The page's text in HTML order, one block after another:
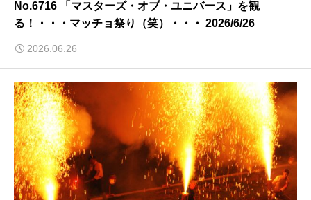
No.6716 「マスターズ・オブ・ユニバース」を観
る！・・・マッチョ祭り（笑）・・・ 2026/6/26
2026.06.26